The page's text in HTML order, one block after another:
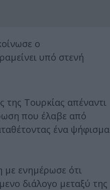
ο
υπό στενή
της Τουρκίας απέναντι
που έλαβε από
ένα ψήφισμα
με ενημέρωσε ότι
διάλογο μεταξύ της